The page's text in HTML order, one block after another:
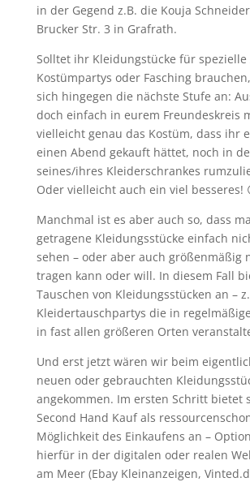
in der Gegend z.B. die Kouja
Brucker Str. 3 in Grafrath.
Solltet ihr Kleidungstücke für spezielle
Kostümpartys oder Fasching
sich hingegen die nächste Stufe an:
doch einfach in eurem Freundeskreis
vielleicht genau das Kostüm, dass ihr
einen Abend gekauft hättet, noch in
seines/ihres Kleiderschrankes
Oder vielleicht auch ein viel besseres!
Manchmal ist es aber auch so, dass
getragene Kleidungsstücke einfach
sehen – oder aber auch größenmäßig
tragen kann oder will. In diesem Fall
Tauschen von Kleidungsstücken an –
Kleidertauschpartys die in
in fast allen größeren Orten
Und erst jetzt wären wir beim
neuen oder gebrauchten
angekommen. Im ersten Schritt bietet
Second Hand Kauf als
Möglichkeit des Einkaufens an –
hierfür in der digitalen oder realen
am Meer (Ebay Kleinanzeigen,